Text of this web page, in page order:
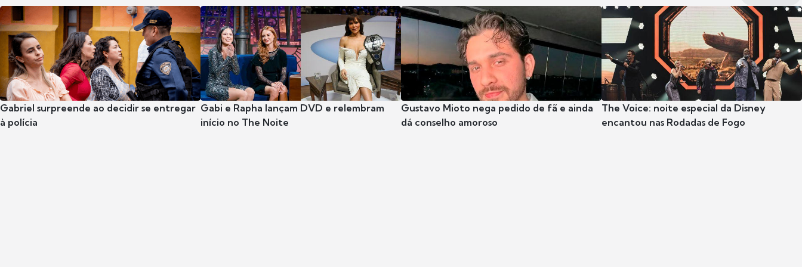
Gabriel surpreende ao decidir se entregar
à polícia
Gabi e Rapha lançam DVD e relembram
início no The Noite
Gustavo Mioto nega pedido de fã e ainda
dá conselho amoroso
The Voice: noite especial da Disney
encantou nas Rodadas de Fogo